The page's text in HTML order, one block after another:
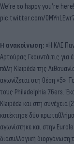
We’re so happy you’re here!
pic.twitter.com/
Η ανακοίνωση: «Η ΚΑΕ
Αρτούρας Γκουντάιτις για
πόλη Klaipėda της
αγωνίζεται στη θέση «5».
τους Philadelphia 76ers.
Klaipėda και στη συνέχεια
κατέκτησε δύο
αγωνίστηκε και στην
διασυλλογική